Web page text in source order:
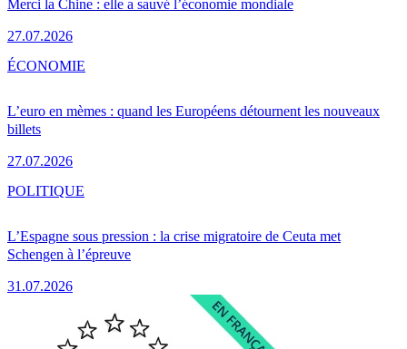
Merci la Chine : elle a sauvé l’économie mondiale
27.07.2026
L’euro en mèmes : quand les Européens détournent les nouveaux
billets
27.07.2026
ÉCONOMIE
L’Espagne sous pression : la crise migratoire de Ceuta met
Schengen à l’épreuve
31.07.2026
POLITIQUE